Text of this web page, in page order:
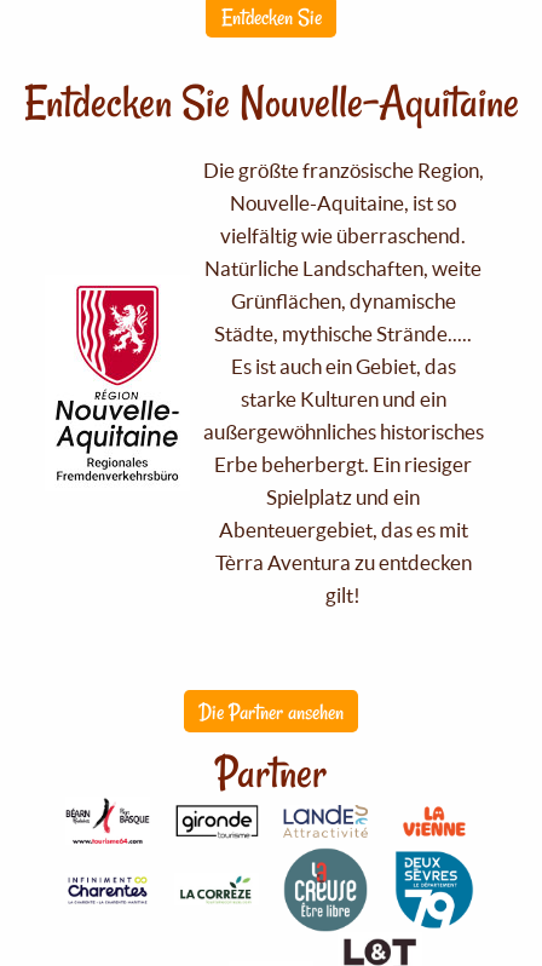
Entdecken Sie
Entdecken Sie Nouvelle-Aquitaine
Die größte französische Region,
Nouvelle-Aquitaine, ist so
vielfältig wie überraschend.
Natürliche Landschaften, weite
Grünflächen, dynamische
Städte, mythische Strände.....
Es ist auch ein Gebiet, das
starke Kulturen und ein
außergewöhnliches historisches
Erbe beherbergt. Ein riesiger
Spielplatz und ein
Abenteuergebiet, das es mit
Tèrra Aventura zu entdecken
gilt!
Die Partner ansehen
Partner